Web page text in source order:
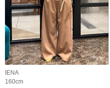
IENA
160cm